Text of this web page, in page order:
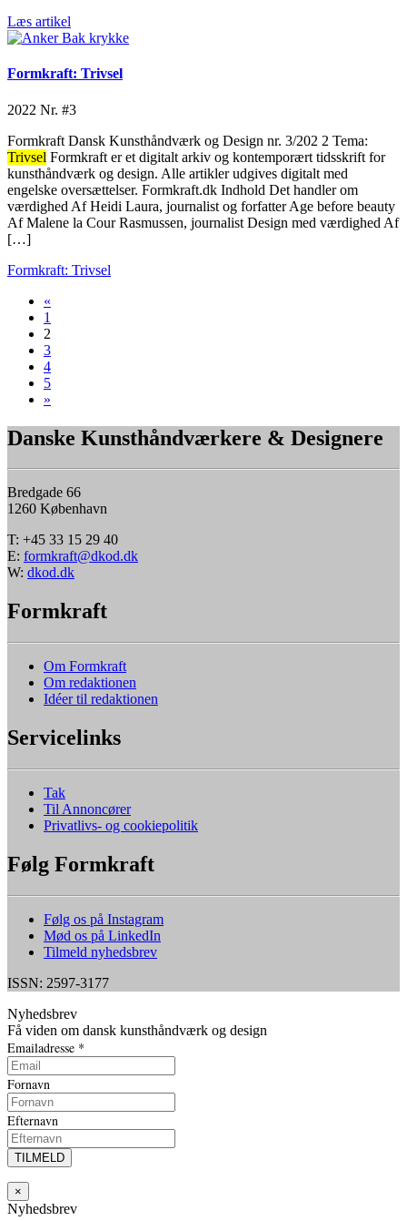
Læs artikel
Formkraft: Trivsel
2022 Nr. #3
Formkraft Dansk Kunsthåndværk og Design nr. 3/202 2 Tema:
Trivsel Formkraft er et digitalt arkiv og kontemporært tidsskrift for
kunsthåndværk og design. Alle artikler udgives digitalt med
engelske oversættelser. Formkraft.dk Indhold Det handler om
værdighed Af Heidi Laura, journalist og forfatter Age before beauty
Af Malene la Cour Rasmussen, journalist Design med værdighed Af
[…]
Formkraft: Trivsel
«
1
2
3
4
5
»
Danske Kunsthåndværkere & Designere
Bredgade 66
1260 København
T: +45 33 15 29 40
E: formkraft@dkod.dk
W: dkod.dk
Formkraft
Om Formkraft
Om redaktionen
Idéer til redaktionen
Servicelinks
Tak
Til Annoncører
Privatlivs- og cookiepolitik
Følg Formkraft
Følg os på Instagram
Mød os på LinkedIn
Tilmeld nyhedsbrev
ISSN: 2597-3177
Nyhedsbrev
Få viden om dansk kunsthåndværk og design
Emailadresse *
Fornavn
Efternavn
×
Nyhedsbrev